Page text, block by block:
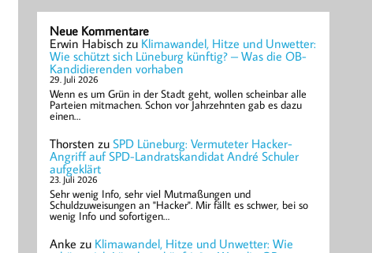
Neue Kommentare
Erwin Habisch zu Klimawandel, Hitze und Unwetter:
Wie schützt sich Lüneburg künftig? – Was die OB-
Kandidierenden vorhaben
29. Juli 2026
Wenn es um Grün in der Stadt geht, wollen scheinbar alle
Parteien mitmachen. Schon vor Jahrzehnten gab es dazu
einen…
Thorsten zuSPD Lüneburg: Vermuteter Hacker-
Angriff auf SPD-Landratskandidat André Schuler
aufgeklärt
23. Juli 2026
Sehr wenig Info, sehr viel Mutmaßungen und
Schuldzuweisungen an "Hacker". Mir fällt es schwer, bei so
wenig Info und sofortigen…
Anke zu Klimawandel, Hitze und Unwetter: Wie